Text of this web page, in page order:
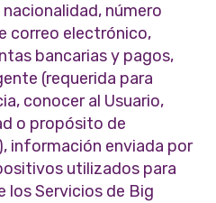
número
correo electrónico,
bancarias y pagos,
(requerida para
conocer al Usuario,
o propósito de
información enviada por
utilizados para
los Servicios de Big